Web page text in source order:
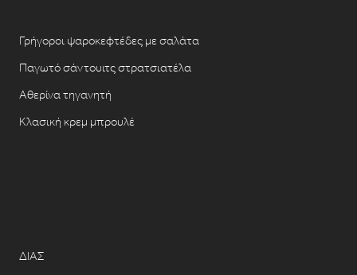
Γρήγοροι ψαροκεφτέδες με σαλάτα
Παγωτό σάντουιτς στρατσιατέλα
Αθερίνα τηγανητή
Κλασική κρεμ μπρουλέ
ΔΙΑΣ